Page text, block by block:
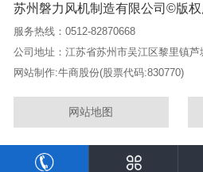
苏州磐力风机制造有限公司©版
服务热线：0512-82870668
公司地址：江苏省苏州市吴江区黎里镇芦
网站制作:牛商股份(股票代码:830770)
网站地图